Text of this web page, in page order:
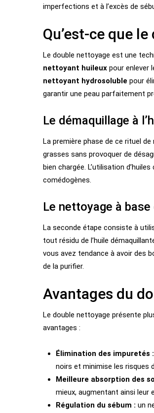
imperfections et à l’excès de
Qu’est-ce que
Le double nettoyage est une
nettoyant huileux pour enlever
nettoyant hydrosoluble pour
garantir une peau parfaitement
Le démaquillage à
La première phase de ce rituel
grasses sans provoquer de
bien chargée. L’utilisation
comédogènes.
Le nettoyage à base
La seconde étape consiste à
tout résidu de l’huile
vous avez tendance à avoir des
de la purifier.
Avantages du
Le double nettoyage présente
avantages :
Élimination des impuretés :
noirs et minimise les risques
Meilleure absorption des
mieux, augmentant ainsi leur
Régulation du sébum : un